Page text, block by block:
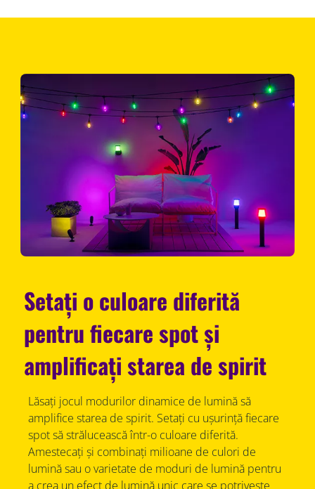
Setați o culoare diferită
pentru fiecare spot și
amplificați starea de spirit
Lăsați jocul modurilor dinamice de lumină să
amplifice starea de spirit. Setați cu ușurință fiecare
spot să strălucească într-o culoare diferită.
Amestecați și combinați milioane de culori de
lumină sau o varietate de moduri de lumină pentru
a crea un efect de lumină unic care se potrivește